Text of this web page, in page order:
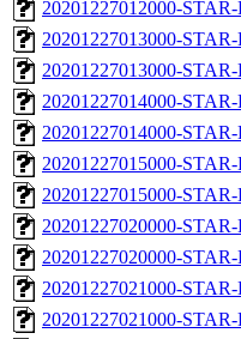
20201227012000-
20201227013000-
20201227013000-
20201227014000-
20201227014000-
20201227015000-
20201227015000-
20201227020000-
20201227020000-
20201227021000-
20201227021000-